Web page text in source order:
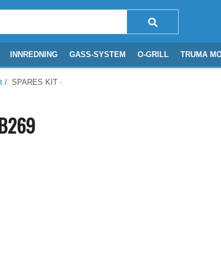
INNREDNING GASS-SYSTEM O-GRILL TRUMA
/ SPARES KIT - FIXING KIT. SHB269